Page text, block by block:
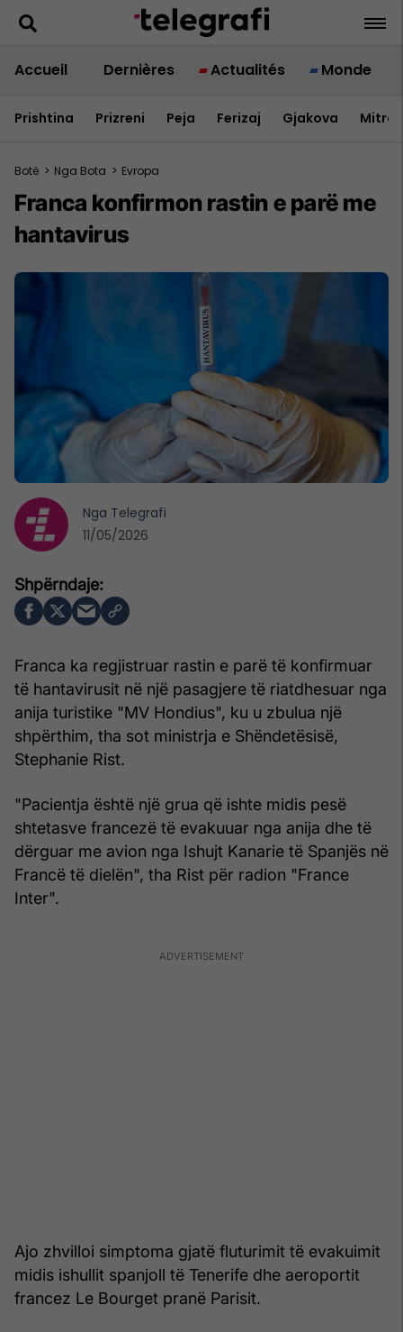
Accueil Dernières Actualités Monde
Prishtina Prizreni Peja Ferizaj Gjakova
Botë > Nga Bota > Evropa
Franca konfirmon rastin e parë me
hantavirus
Franca ka regjistruar rastin e parë të konfirmuar
të hantavirusit në një pasagjere të riatdhesuar nga
anija turistike "MV Hondius", ku u zbulua një
shpërthim, tha sot ministrja e Shëndetësisë,
Stephanie Rist.
"Pacientja është një grua që ishte midis pesë
shtetasve francezë të evakuuar nga anija dhe të
dërguar me avion nga Ishujt Kanarie të Spanjës në
Francë të dielën", tha Rist për radion "France
Inter".
Ajo zhvilloi simptoma gjatë fluturimit të evakuimit
midis ishullit spanjoll të Tenerife dhe aeroportit
francez Le Bourget pranë Parisit.
Nga Telegrafi
11/05/2026